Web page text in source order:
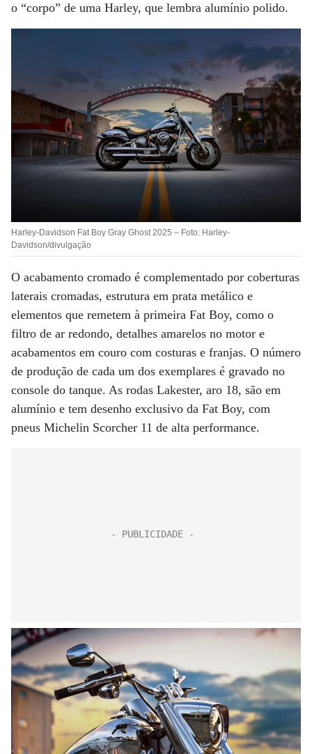
o “corpo” de uma Harley, que lembra alumínio polido.
Harley-Davidson Fat Boy Gray Ghost 2025 – Foto: Harley-
Davidson/divulgação
O acabamento cromado é complementado por coberturas
laterais cromadas, estrutura em prata metálico e
elementos que remetem à primeira Fat Boy, como o
filtro de ar redondo, detalhes amarelos no motor e
acabamentos em couro com costuras e franjas. O número
de produção de cada um dos exemplares é gravado no
console do tanque. As rodas Lakester, aro 18, são em
alumínio e tem desenho exclusivo da Fat Boy, com
pneus Michelin Scorcher 11 de alta performance.